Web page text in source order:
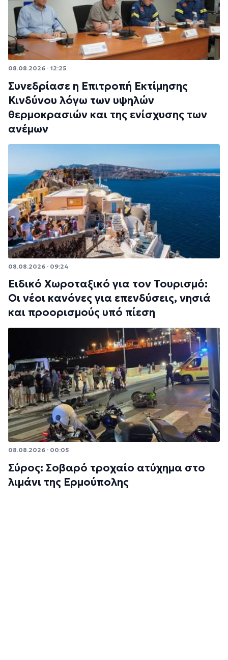
08.08.2026 · 12:25
Συνεδρίασε η Επιτροπή Εκτίμησης
Κινδύνου λόγω των υψηλών
θερμοκρασιών και της ενίσχυσης των
ανέμων
08.08.2026 · 09:24
Ειδικό Χωροταξικό για τον Τουρισμό:
Οι νέοι κανόνες για επενδύσεις, νησιά
και προορισμούς υπό πίεση
08.08.2026 · 00:05
Σύρος: Σοβαρό τροχαίο ατύχημα στο
λιμάνι της Ερμούπολης